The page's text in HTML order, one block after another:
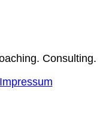
Consulting.
Impressum